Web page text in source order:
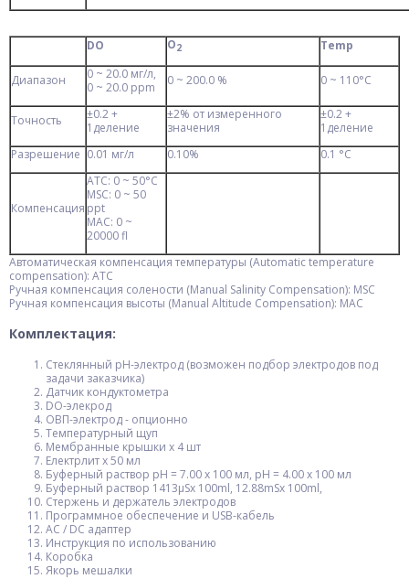
DO О2 Temp
Диапазон
0 ~ 20.0 мг/л,
0 ~ 20.0 ppm
0 ~ 200.0 % 0 ~ 110°С
Точность
±0.2 +
1деление
±2% от измеренного
значения
±0.2 +
1деление
Разрешение 0.01 мг/л 0.10% 0.1 °С
Компенсация
ATC: 0 ~ 50°С
MSC: 0 ~ 50
ppt
MAC: 0 ~
20000 fl
Автоматическая компенсация температуры (Аutomatic temperature
compensation): АТС
Ручная компенсация солености (Manual Salinity Compensation): MSC
Ручная компенсация высоты (Manual Altitude Compensation): MAC
Комплектация:
Стеклянный рН-электрод (возможен подбор электродов под
задачи заказчика)
Датчик кондуктометра
DO-элекрод
ОВП-электрод - опционно
Температурный щуп
Мембранные крышки х 4 шт
Електрлит х 50 мл
Буферный раствор рН = 7.00 х 100 мл, рН = 4.00 х 100 мл
Буферный раствор 1413μSx 100ml, 12.88mSx 100ml,
Стержень и держатель электродов
Программное обеспечение и USB-кабель
AC / DC адаптер
Инструкция по использованию
Коробка
Якорь мешалки